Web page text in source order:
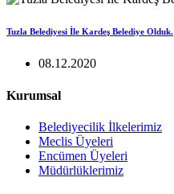
Tuzla Belediyesi İle Kardeş Belediye Olduk.
08.12.2020
Kurumsal
Belediyecilik İlkelerimiz
Meclis Üyeleri
Encümen Üyeleri
Müdürlüklerimiz